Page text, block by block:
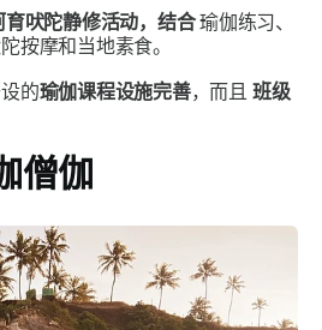
育吠陀静修活动，结合瑜伽练习、
按摩和当地素食。
的瑜伽课程设施完善，而且 班级
僧伽